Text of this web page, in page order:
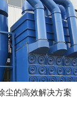
尘的高效解决方案